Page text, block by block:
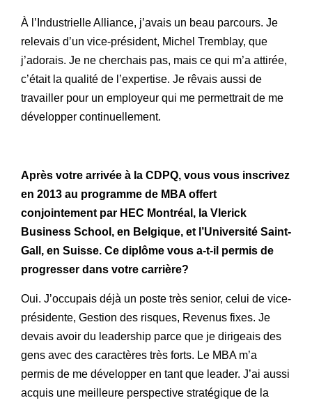
À l’Industrielle Alliance, j’avais un beau parcours. Je
relevais d’un vice-président, Michel Tremblay, que
j’adorais. Je ne cherchais pas, mais ce qui m’a attirée,
c’était la qualité de l’expertise. Je rêvais aussi de
travailler pour un employeur qui me permettrait de me
développer continuellement.
Après votre arrivée à la CDPQ, vous vous inscrivez
en 2013 au programme de MBA offert
conjointement par HEC Montréal, la Vlerick
Business School, en Belgique, et l’Université Saint-
Gall, en Suisse. Ce diplôme vous a-t-il permis de
progresser dans votre carrière?
Oui. J’occupais déjà un poste très senior, celui de vice-
présidente, Gestion des risques, Revenus fixes. Je
devais avoir du leadership parce que je dirigeais des
gens avec des caractères très forts. Le MBA m’a
permis de me développer en tant que leader. J’ai aussi
acquis une meilleure perspective stratégique de la